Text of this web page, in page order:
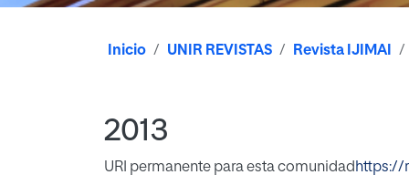
Inicio UNIR REVISTAS Revista IJIMAI
2013
URI permanente para esta comunidad https://